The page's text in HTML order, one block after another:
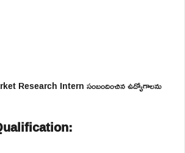
Research Intern సంబందించిన ఉద్యోగాలను